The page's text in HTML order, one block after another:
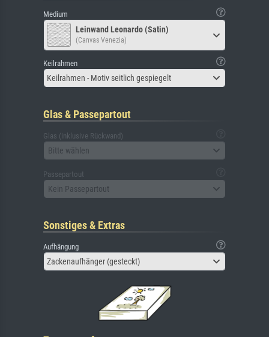
Medium
Leinwand Leonardo (Satin)
(Canvas Venezia)
Keilrahmen
Keilrahmen - Motiv seitlich gespiegelt
Glas & Passepartout
Glas (inklusive Rückwand)
Bitte wählen
Passepartout
Kein Passepartout
Sonstiges & Extras
Aufhängung
Zackenaufhänger (gesteckt)